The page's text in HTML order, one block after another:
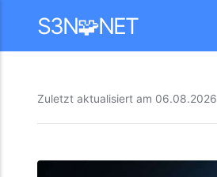
S3N🧩NET
Zuletzt aktualisiert am 06.08.2026